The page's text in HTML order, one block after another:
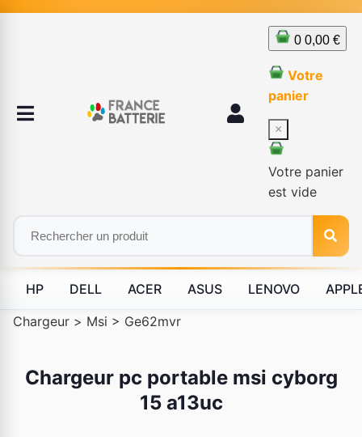
0 0,00 €
Votre
panier
×
Votre panier
est vide
HP DELL ACER ASUS LENOVO
Chargeur > Msi > Ge62mvr
Chargeur pc portable msi cyborg
15 a13uc